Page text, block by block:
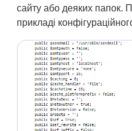
сайту або деяких папок.
прикладі